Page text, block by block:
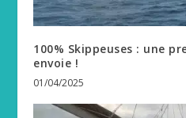
100% Skippeuses : une
envoie !
01/04/2025